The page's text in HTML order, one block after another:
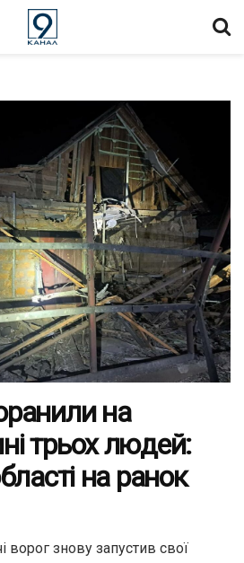
на
трьох людей:
на ранок
ворог знову запустив свої